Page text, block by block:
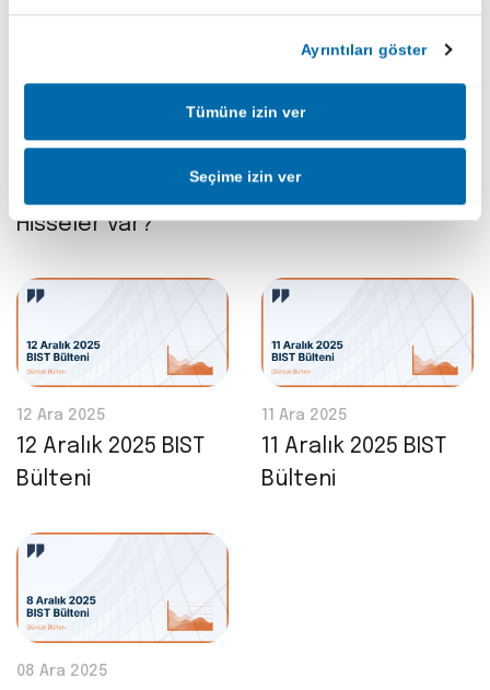
Ayrıntıları göster
Tümüne izin ver
Seçime izin ver
BlackRock’ın
Hisselerinin Payı
Hisseler var?
15 Ara 2025
Bülteni
12 Ara 2025
12 Aralık 2025 BIST
Bülteni
11 Ara 2025
11 Aralık 2025 BIST
Bülteni
08 Ara 2025